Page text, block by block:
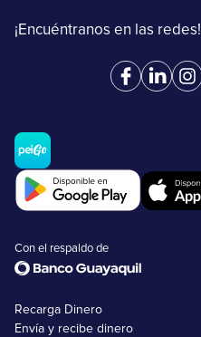
¡Encuéntranos en las redes!
Con el respaldo de
Recarga Dinero
Envía y recibe dinero